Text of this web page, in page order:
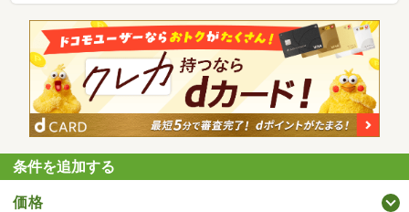
条件を追加する
価格